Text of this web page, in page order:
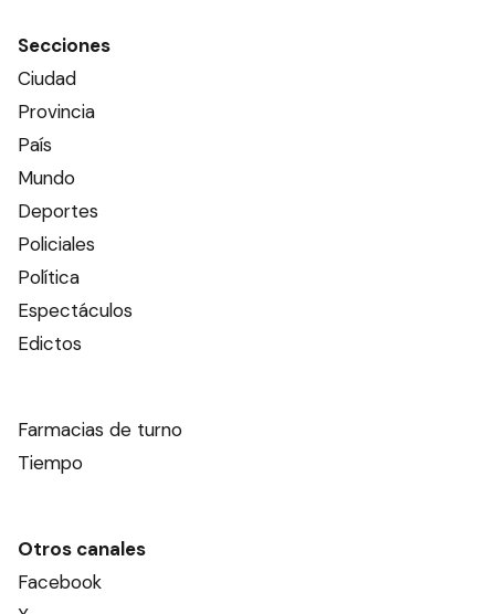
Secciones
Ciudad
Provincia
País
Mundo
Deportes
Policiales
Política
Espectáculos
Edictos
Farmacias de turno
Tiempo
Otros canales
Facebook